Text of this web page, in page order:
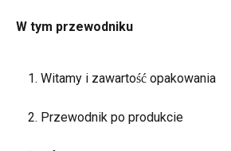
W tym przewodniku
Witamy i zawartość opakowania
Przewodnik po produkcie